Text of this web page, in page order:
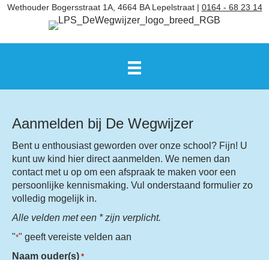
Wethouder Bogersstraat 1A, 4664 BA Lepelstraat | 0164 - 68 23 14
Aanmelden bij De Wegwijzer
Bent u enthousiast geworden over onze school? Fijn! U
kunt uw kind hier direct aanmelden. We nemen dan
contact met u op om een afspraak te maken voor een
persoonlijke kennismaking. Vul onderstaand formulier zo
volledig mogelijk in.
Alle velden met een * zijn verplicht.
"*" geeft vereiste velden aan
Naam ouder(s) *